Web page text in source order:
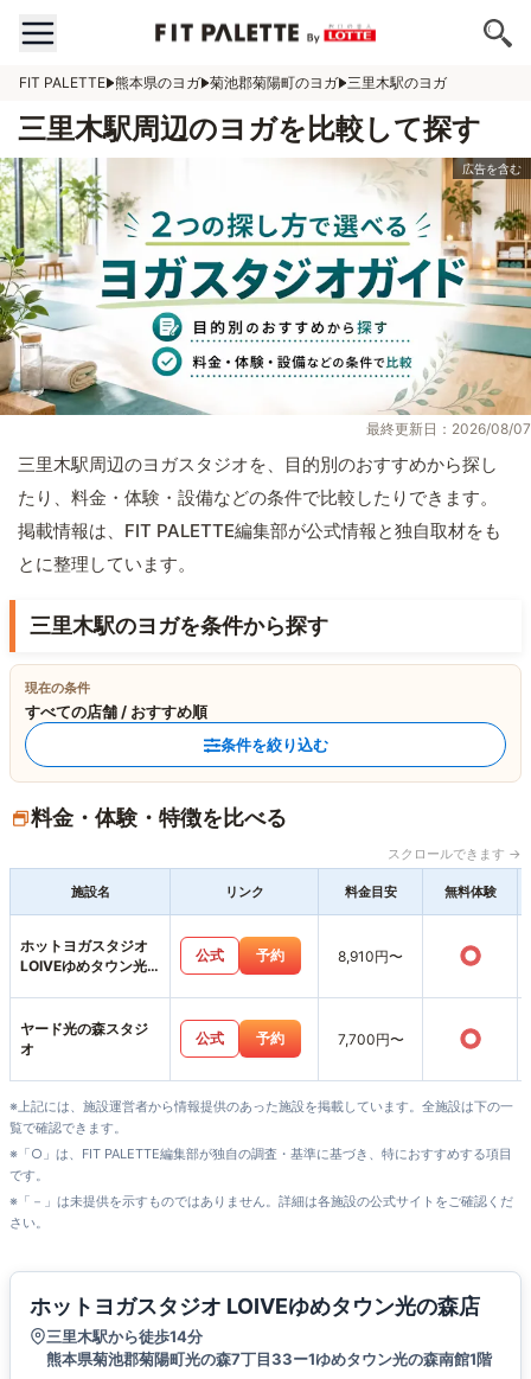
FIT PALETTE 熊本県のヨガ 菊池郡菊陽町のヨガ 三里木駅のヨガ
三里木駅周辺のヨガを比較して探す
最終更新日：2026/08/07
三里木駅周辺のヨガスタジオを、目的別のおすすめから探し
たり、料金・体験・設備などの条件で比較したりできます。
掲載情報は、FIT PALETTE編集部が公式情報と独自取材をも
とに整理しています。
三里木駅のヨガを条件から探す
現在の条件
すべての店舗 / おすすめ順
条件を絞り込む
料金・体験・特徴を比べる
スクロールできます →
施設名 リンク 料金目安 無料体験
ホットヨガスタジオ
LOIVEゆめタウン光
公式 予約 8,910円〜 ○
ヤード光の森スタジ
オ
公式 予約 7,700円〜 ○
※上記には、施設運営者から情報提供のあった施設を掲載しています。全施設は下の一
覧で確認できます。
※「○」は、FIT PALETTE編集部が独自の調査・基準に基づき、特におすすめする項目
です。
※「－」は未提供を示すものではありません。詳細は各施設の公式サイトをご確認くだ
さい。
ホットヨガスタジオ LOIVEゆめタウン光の森店
三里木駅から徒歩14分
熊本県菊池郡菊陽町光の森7丁目33ー1ゆめタウン光の森南館1階